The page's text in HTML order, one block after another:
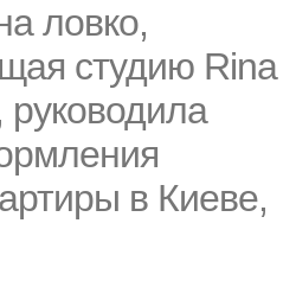
ловко,
студию Rina
в Киеве,